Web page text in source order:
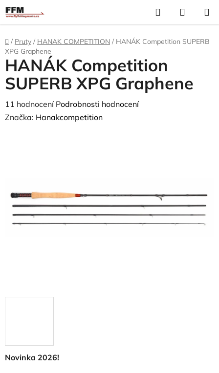
Přejít
na
obsah
Hledat
Domů
/ Pruty / HANAK COMPETITION / HANÁK Competition SUPERB
XPG Graphene
Novinka 2026!
HANÁK Competition
SUPERB XPG Graphene
Průměrné
hodnocení
hvězdiček.
11 hodnocení Podrobnosti hodnocení
Značka: Hanakcompetition